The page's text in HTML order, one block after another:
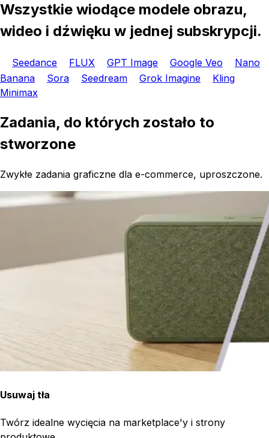
Wszystkie wiodące modele obrazu,
wideo i dźwięku w jednej subskrypcji.
Seedance FLUX GPT Image Google Veo
Nano
Banana
Sora Seedream Grok Imagine
Kling
Minimax
Zadania, do których zostało to
stworzone
Zwykłe zadania graficzne dla e-commerce, uproszczone.
Usuwaj tła
Twórz idealne wycięcia na marketplace'y i strony